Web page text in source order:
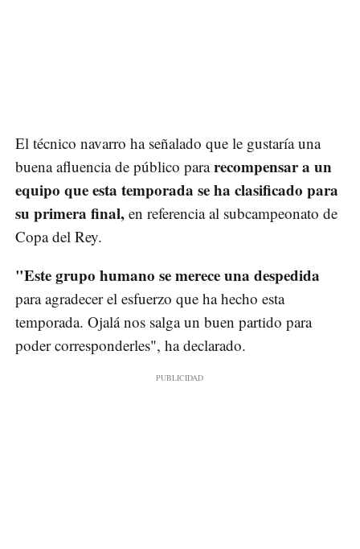
El técnico navarro ha señalado que le gustaría una
buena afluencia de público pararecompensar a un
equipo que esta temporada se ha clasificado para
su primera final, en referencia al subcampeonato de
Copa del Rey.
"Este grupo humano se merece una despedida
para agradecer el esfuerzo que ha hecho esta
temporada. Ojalá nos salga un buen partido para
poder corresponderles", ha declarado.